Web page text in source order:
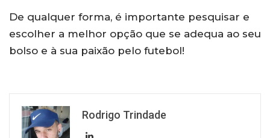
De qualquer forma, é importante pesquisar e
escolher a melhor opção que se adequa ao seu
bolso e à sua paixão pelo futebol!
Rodrigo Trindade